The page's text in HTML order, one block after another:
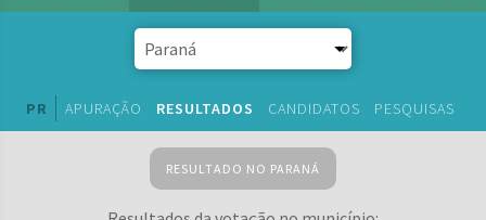
PR APURAÇÃO RESULTADOS CANDIDATOS PESQUISAS
RESULTADO NO PARANÁ